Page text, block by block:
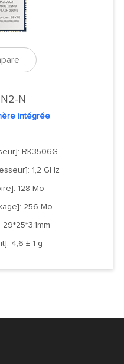
N
intégrée
RK3506G
1,2 GHz
128 Mo
256 Mo
4,6 ± 1 g